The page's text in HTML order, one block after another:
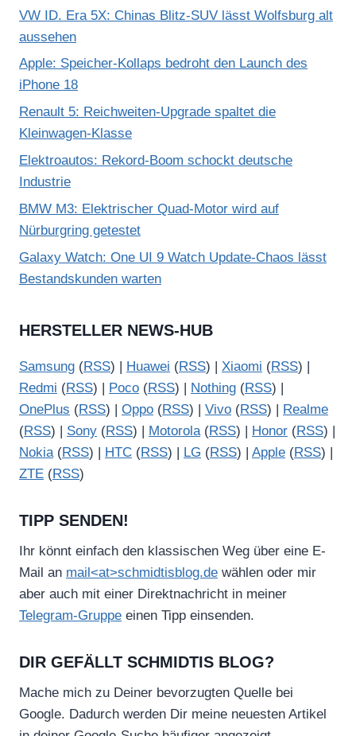
VW ID. Era 5X: Chinas Blitz-SUV lässt Wolfsburg alt
aussehen
Apple: Speicher-Kollaps bedroht den Launch des
iPhone 18
Renault 5: Reichweiten-Upgrade spaltet die
Kleinwagen-Klasse
Elektroautos: Rekord-Boom schockt deutsche
Industrie
BMW M3: Elektrischer Quad-Motor wird auf
Nürburgring getestet
Galaxy Watch: One UI 9 Watch Update-Chaos lässt
Bestandskunden warten
HERSTELLER NEWS-HUB
Samsung (RSS) | Huawei (RSS) | Xiaomi (RSS) |
Redmi (RSS) | Poco (RSS) | Nothing (RSS) |
OnePlus (RSS) | Oppo (RSS) | Vivo (RSS) |
Realme
(RSS) | Sony (RSS) | Motorola(RSS) | Honor (RSS) |
Nokia(RSS) | HTC (RSS) | LG (RSS) | Apple (RSS) |
ZTE (RSS)
TIPP SENDEN!
Ihr könnt einfach den klassischen Weg über eine E-
Mail an mail<at>schmidtisblog.de wählen oder mir
aber auch mit einer Direktnachricht in meiner
Telegram-Gruppe einen Tipp einsenden.
DIR GEFÄLLT SCHMIDTIS BLOG?
Mache mich zu Deiner bevorzugten Quelle bei
Google. Dadurch werden Dir meine neuesten Artikel